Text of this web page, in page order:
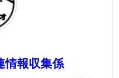
情報収集係